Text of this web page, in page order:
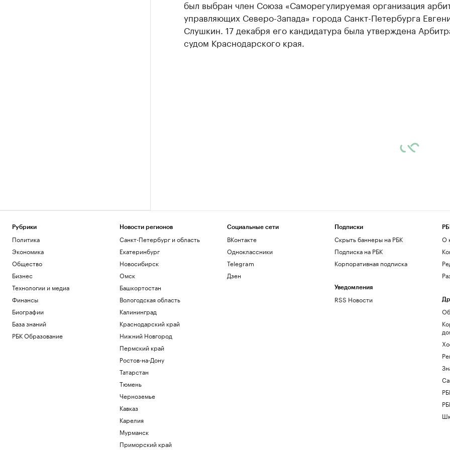
был выбран член Союза «Саморегулируемая организация
управляющих Северо-Запада» города Санкт-Петербурга
Слушкин. 17 декабря его кандидатура была утверждена
судом Краснодарского края.
Рубрики
Политика
Экономика
Общество
Бизнес
Технологии и медиа
Финансы
Биографии
База знаний
РБК Образование
Новости регионов
Санкт-Петербург и область
Екатеринбург
Новосибирск
Омск
Башкортостан
Вологодская область
Калининград
Краснодарский край
Нижний Новгород
Пермский край
Ростов-на-Дону
Татарстан
Тюмень
Черноземье
Кавказ
Карелия
Мурманск
Приморский край
Социальные сети
ВКонтакте
Одноклассники
Telegram
Дзен
Подписки
Скрыть баннеры на РБК
Подписка на РБК
Корпоративная подписка
Уведомления
RSS Новости
О